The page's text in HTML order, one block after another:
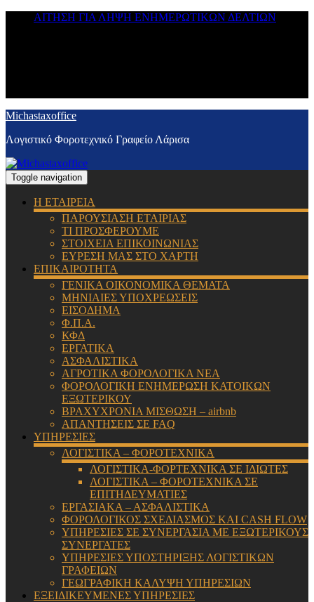
ΑΙΤΗΣΗ ΓΙΑ ΛΗΨΗ ΕΝΗΜΕΡΩΤΙΚΩΝ ΔΕΛΤΙΩΝ
Michastaxoffice
Λογιστικό Φοροτεχνικό Γραφείο Λάρισα
Toggle navigation
Η ΕΤΑΙΡΕΙΑ
ΠΑΡΟΥΣΙΑΣΗ ΕΤΑΙΡΙΑΣ
ΤΙ ΠΡΟΣΦΕΡΟΥΜΕ
ΣΤΟΙΧΕΙΑ ΕΠΙΚΟΙΝΩΝΙΑΣ
ΕΥΡΕΣΗ ΜΑΣ ΣΤΟ ΧΑΡΤΗ
ΕΠΙΚΑΙΡΟΤΗΤΑ
ΓΕΝΙΚΑ ΟΙΚΟΝΟΜΙΚΑ ΘΕΜΑΤΑ
ΜΗΝΙΑΙΕΣ ΥΠΟΧΡΕΩΣΕΙΣ
ΕΙΣΟΔΗΜΑ
Φ.Π.Α.
ΚΦΔ
ΕΡΓΑΤΙΚΑ
ΑΣΦΑΛΙΣΤΙΚΑ
ΑΓΡΟΤΙΚΑ ΦΟΡΟΛΟΓΙΚΑ ΝΕΑ
ΦΟΡΟΛΟΓΙΚΗ ΕΝΗΜΕΡΩΣΗ ΚΑΤΟΙΚΩΝ
ΕΞΩΤΕΡΙΚΟΥ
ΒΡΑΧΥΧΡΟΝΙΑ ΜΙΣΘΩΣΗ – airbnb
ΑΠΑΝΤΗΣΕΙΣ ΣΕ FAQ
ΥΠΗΡΕΣΙΕΣ
ΛΟΓΙΣΤΙΚΑ – ΦΟΡΟΤΕΧΝΙΚΑ
ΛΟΓΙΣΤΙΚΑ-ΦΟΡΤΕΧΝΙΚΑ ΣΕ ΙΔΙΩΤΕΣ
ΛΟΓΙΣΤΙΚΑ – ΦΟΡΟΤΕΧΝΙΚΑ ΣΕ
ΕΠΙΤΗΔΕΥΜΑΤΙΕΣ
ΕΡΓΑΣΙΑΚΑ – ΑΣΦΑΛΙΣΤΙΚΑ
ΦΟΡΟΛΟΓΙΚΟΣ ΣΧΕΔΙΑΣΜΟΣ ΚΑΙ CASH FLOW
ΥΠΗΡΕΣΙΕΣ ΣΕ ΣΥΝΕΡΓΑΣΙΑ ΜΕ ΕΞΩΤΕΡΙΚΟΥΣ
ΣΥΝΕΡΓΑΤΕΣ
ΥΠΗΡΕΣΙΕΣ ΥΠΟΣΤΗΡΙΞΗΣ ΛΟΓΙΣΤΙΚΩΝ
ΓΡΑΦΕΙΩΝ
ΓΕΩΓΡΑΦΙΚΗ ΚΑΛΥΨΗ ΥΠΗΡΕΣΙΩΝ
ΕΞΕΙΔΙΚΕΥΜΕΝΕΣ ΥΠΗΡΕΣΙΕΣ